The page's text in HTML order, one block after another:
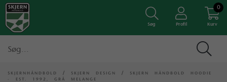
Søg Profil Kurv
0
SKJERNHÅNDBOLD / SKJERN DESIGN / SKJERN HÅNDBOLD HOODIE
- EST. 1992, GRÅ MELANGE